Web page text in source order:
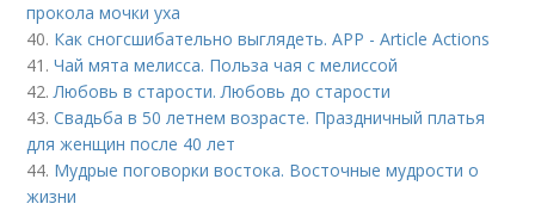
прокола мочки уха
40. Как сногсшибательно выглядеть. APP - Article Actions
41.Чай мята мелисса. Польза чая с мелиссой
42.Любовь в старости. Любовь до старости
43.Свадьба в 50 летнем возрасте. Праздничный платья
для женщин после 40 лет
44. Мудрые поговорки востока. Восточные мудрости о
жизни